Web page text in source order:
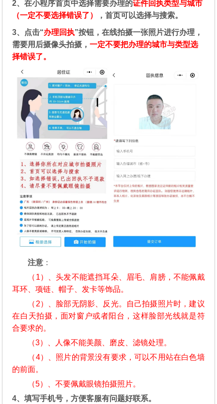
2、在小程序首页中选择需要办理的证件回执类型与城市
（一定不要选择错误了）
，首页可以选择与搜索。
3、点击“办理回执”按钮，在线拍摄一张照片进行办理，
需要用后摄像头拍摄，一定不要把办理的城市与类型选
择错误了。
注意 ：
（1）、头发不能遮挡耳朵、眉毛、肩膀，不能佩戴
耳环、项链、帽子、发卡等饰品。
（2）、脸部无阴影、反光。自己拍摄照片时，建议
在白天拍摄，面对窗户或者阳台，这样脸部光线就是符
合要求的。
（3）、人像不能美颜、磨皮、滤镜处理。
（4）、照片的背景没有要求，可以不用站在白色墙
的前面。
（5）、不要佩戴眼镜拍摄照片。
4、填写手机号，方便客服有问题好联系。